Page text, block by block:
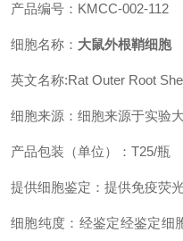
产品编号：KMCC-002-112
细胞名称： 大鼠外根鞘细胞
英文名称:Rat Outer Root
细胞来源：细胞来源于实验
产品包装（单位）：T25/瓶
提供细胞鉴定：提供免疫荧
细胞纯度：经鉴定经鉴定细